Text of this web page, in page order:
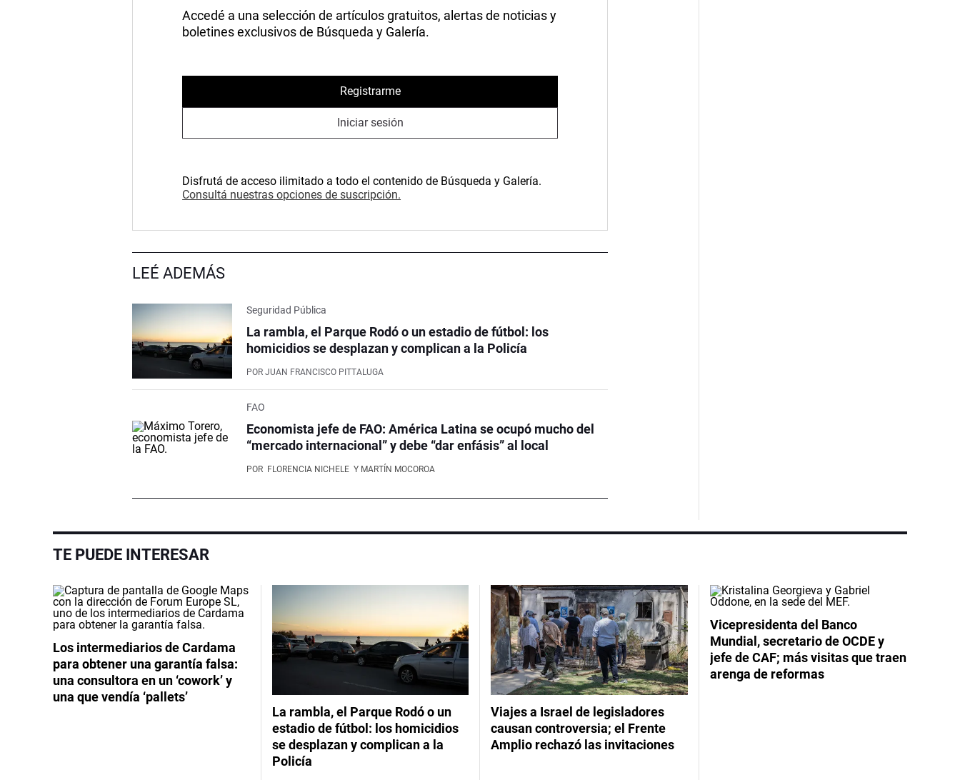
Accedé a una selección de artículos gratuitos, alertas de noticias y
boletines exclusivos de Búsqueda y Galería.
Registrarme
Iniciar sesión
Disfrutá de acceso ilimitado a todo el contenido de Búsqueda y Galería.
Consultá nuestras opciones de suscripción.
LEÉ ADEMÁS
Seguridad Pública
La rambla, el Parque Rodó o un estadio de fútbol: los
homicidios se desplazan y complican a la Policía
POR JUAN FRANCISCO PITTALUGA
FAO
Economista jefe de FAO: América Latina se ocupó mucho del
“mercado internacional” y debe “dar enfásis” al local
POR FLORENCIA NICHELE Y MARTÍN MOCOROA
TE PUEDE INTERESAR
Los intermediarios de Cardama
para obtener una garantía falsa:
una consultora en un ‘cowork’ y
una que vendía ‘pallets’
La rambla, el Parque Rodó o un
estadio de fútbol: los homicidios
se desplazan y complican a la
Policía
Viajes a Israel de legisladores
causan controversia; el Frente
Amplio rechazó las invitaciones
Vicepresidenta del Banco
Mundial, secretario de OCDE y
jefe de CAF; más visitas que traen
arenga de reformas